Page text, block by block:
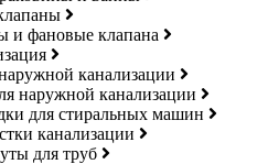
и фановые клапана
канализации
наружной канализации
для стиральных машин
канализации
для труб